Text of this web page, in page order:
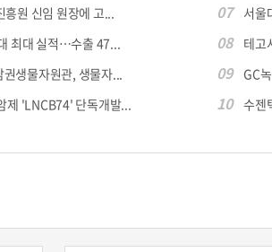
원 신임 원장에 고...
최대 실적…수출 47...
생물자원관, 생물자...
제 'LNCB74' 단독개발...
07 서울
08 테고
09 GC
10 수젠